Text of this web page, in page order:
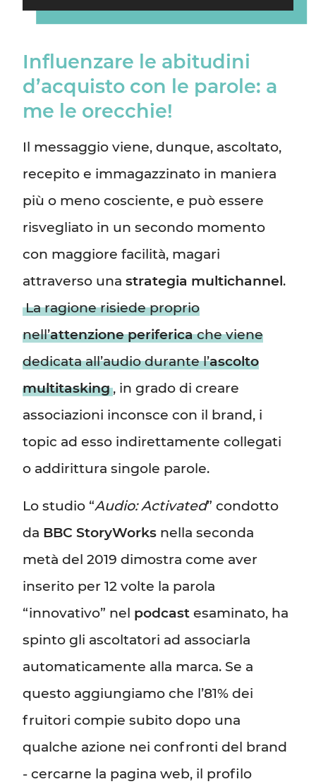
Influenzare le abitudini
d’acquisto con le parole: a
me le orecchie!
Il messaggio viene, dunque, ascoltato,
recepito e immagazzinato in maniera
più o meno cosciente, e può essere
risvegliato in un secondo momento
con maggiore facilità, magari
attraverso unastrategia multichannel.
La ragione risiede proprio
nell’attenzione perifericache viene
dedicata all’audio durante l’ascolto
multitasking, in grado di creare
associazioni inconsce con il brand, i
topic ad esso indirettamente collegati
o addirittura singole parole.
Lo studio “Audio: Activated” condotto
da BBC StoryWorks nella seconda
metà del 2019 dimostra come aver
inserito per 12 volte la parola
“innovativo” nel podcastesaminato, ha
spinto gli ascoltatori ad associarla
automaticamente alla marca. Se a
questo aggiungiamo che l’81% dei
fruitori compie subito dopo una
qualche azione nei confronti del brand
- cercarne la pagina web, il profilo